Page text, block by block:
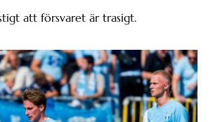
att försvaret är trasigt.